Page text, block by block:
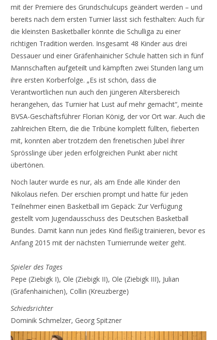
mit der Premiere des Grundschulcups geändert werden – und
bereits nach dem ersten Turnier lässt sich festhalten: Auch für
die kleinsten Basketballer könnte die Schulliga zu einer
richtigen Tradition werden. Insgesamt 48 Kinder aus drei
Dessauer und einer Gräfenhainicher Schule hatten sich in fünf
Mannschaften aufgeteilt und kämpften zwei Stunden lang um
ihre ersten Korberfolge. „Es ist schön, dass die
Verantwortlichen nun auch den jüngeren Altersbereich
herangehen, das Turnier hat Lust auf mehr gemacht“, meinte
BVSA-Geschäftsführer Florian König, der vor Ort war. Auch die
zahlreichen Eltern, die die Tribüne komplett füllten, fieberten
mit, konnten aber trotzdem den frenetischen Jubel ihrer
Sprösslinge über jeden erfolgreichen Punkt aber nicht
übertönen.
Noch lauter wurde es nur, als am Ende alle Kinder den
Nikolaus riefen. Der erschien prompt und hatte für jeden
Teilnehmer einen Basketball im Gepäck: Zur Verfügung
gestellt vom Jugendausschuss des Deutschen Basketball
Bundes. Damit kann nun jedes Kind fleißig trainieren, bevor es
Anfang 2015 mit der nächsten Turnierrunde weiter geht.
Spieler des Tages
Pepe (Ziebigk I), Ole (Ziebigk II), Ole (Ziebigk III), Julian
(Gräfenhainichen), Collin (Kreuzberge)
Schiedsrichter
Dominik Schmelzer, Georg Spitzner